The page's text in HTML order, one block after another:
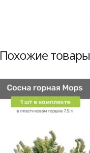
Похожие товары